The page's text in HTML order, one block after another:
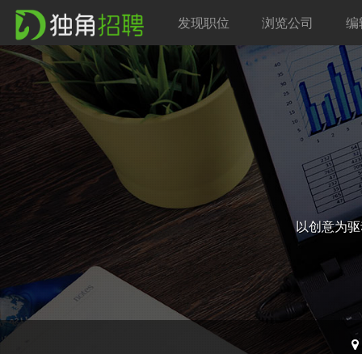
发现职位 浏览公司 编
以创意为